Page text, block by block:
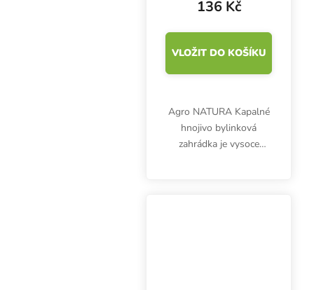
136 Kč
VLOŽIT DO KOŠÍKU
Agro NATURA Kapalné
hnojivo bylinková
zahrádka je vysoce